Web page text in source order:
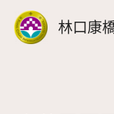
林口康